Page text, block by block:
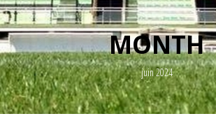
MONTH
juin 2024